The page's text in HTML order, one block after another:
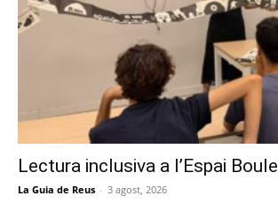
Lectura inclusiva a l’Espai Boule
La Guia de Reus - 3 agost, 2026